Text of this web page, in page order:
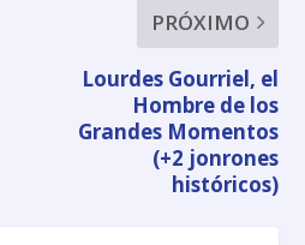
PRÓXIMO
Lourdes Gourriel, el
Hombre de los
Grandes Momentos
(+2 jonrones
históricos)